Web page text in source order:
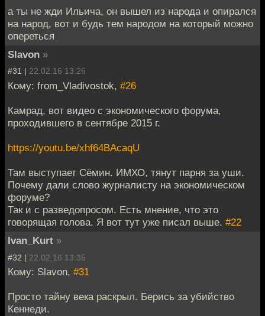
а ты не жди Ильича, он вышел из народа и опирался
на народ, вот и будь тем народом на который можно
опереться
Slavon »
#31 | 22.02.16 13:26
Кому: from_Vladivostok, #26
Камрад, вот видео с экономического форума,
проходившего в сентябре 2015 г.
https://youtu.be/xhf64BAcaqU
Там выступает Сёмин. ИМХО, тянут парня за уши.
Почему дали слово журналисту на экономическом
форуме?
Так и с разведопросом. Есть мнение, что это
говорящая голова. Я вот тут уже писал выше. #22
Ivan_Kurt »
#32 | 22.02.16 13:35
Кому: Slavon, #31
Просто тайну века раскрыл. Берись за убийство
Кеннеди.